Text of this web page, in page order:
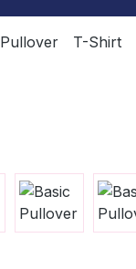
Pullover T-Shirt